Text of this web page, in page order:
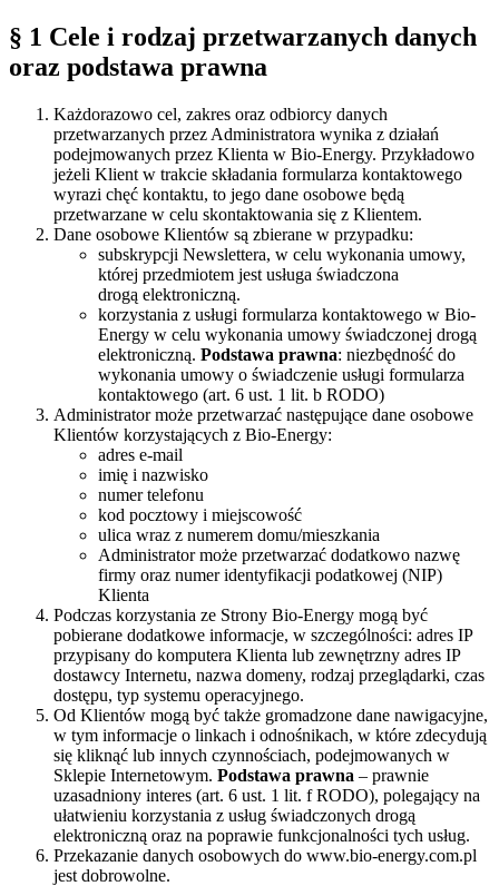
§ 1 Cele i rodzaj przetwarzanych danych
oraz podstawa prawna
Każdorazowo cel, zakres oraz odbiorcy danych
przetwarzanych przez Administratora wynika z działań
podejmowanych przez Klienta w Bio-Energy. Przykładowo
jeżeli Klient w trakcie składania formularza kontaktowego
wyrazi chęć kontaktu, to jego dane osobowe będą
przetwarzane w celu skontaktowania się z Klientem.
Dane osobowe Klientów są zbierane w przypadku:
subskrypcji Newslettera, w celu wykonania umowy,
której przedmiotem jest usługa świadczona
drogą elektroniczną.
korzystania z usługi formularza kontaktowego w Bio-
Energy w celu wykonania umowy świadczonej drogą
elektroniczną. Podstawa prawna: niezbędność do
wykonania umowy o świadczenie usługi formularza
kontaktowego (art. 6 ust. 1 lit. b RODO)
Administrator może przetwarzać następujące dane osobowe
Klientów korzystających z Bio-Energy:
adres e-mail
imię i nazwisko
numer telefonu
kod pocztowy i miejscowość
ulica wraz z numerem domu/mieszkania
Administrator może przetwarzać dodatkowo nazwę
firmy oraz numer identyfikacji podatkowej (NIP)
Klienta
Podczas korzystania ze Strony Bio-Energy mogą być
pobierane dodatkowe informacje, w szczególności: adres IP
przypisany do komputera Klienta lub zewnętrzny adres IP
dostawcy Internetu, nazwa domeny, rodzaj przeglądarki, czas
dostępu, typ systemu operacyjnego.
Od Klientów mogą być także gromadzone dane nawigacyjne,
w tym informacje o linkach i odnośnikach, w które zdecydują
się kliknąć lub innych czynnościach, podejmowanych w
Sklepie Internetowym. Podstawa prawna – prawnie
uzasadniony interes (art. 6 ust. 1 lit. f RODO), polegający na
ułatwieniu korzystania z usług świadczonych drogą
elektroniczną oraz na poprawie funkcjonalności tych usług.
Przekazanie danych osobowych do www.bio-energy.com.pl
jest dobrowolne.